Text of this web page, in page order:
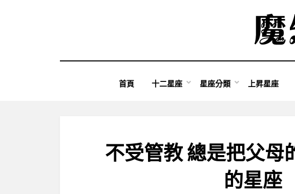
首頁 十二星座 星座分類 上昇星座
不受管教 總是把父母
的星座